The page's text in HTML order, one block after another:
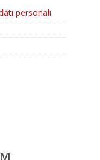
personali